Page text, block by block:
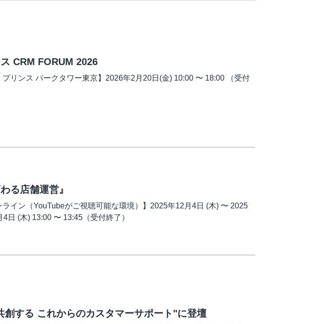
CRM FORUM 2026
プリンス パークタワー東京】2026年2月20日(金) 10:00 〜 18:00 （受付
る店舗運営』
ライン（YouTubeがご視聴可能な環境）】2025年12月4日 (木) 〜 2025
4日 (木) 13:00 〜 13:45（受付終了）
創する これからのカスタマーサポート"に登壇